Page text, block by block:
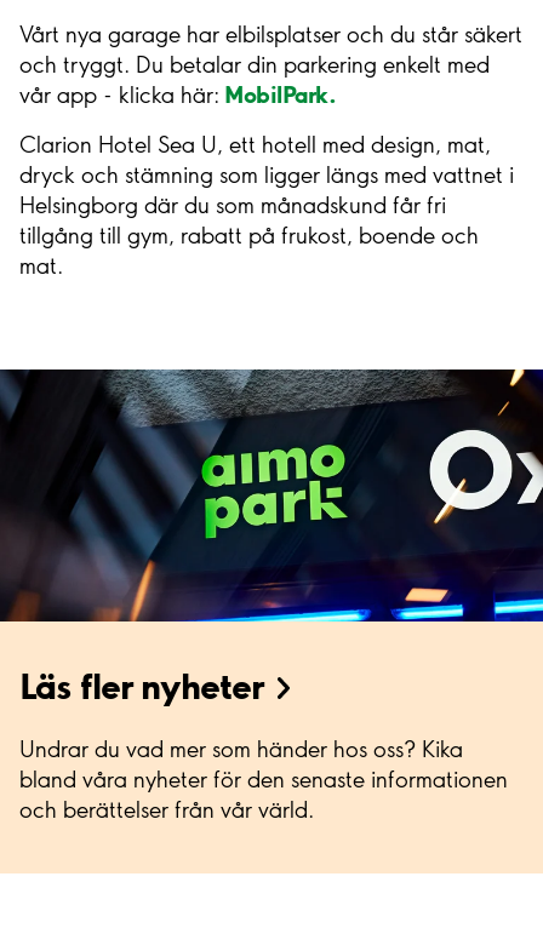
Vårt nya garage har elbilsplatser och du står säkert
och tryggt. Du betalar din parkering enkelt med
vår app - klicka här: MobilPark.
Clarion Hotel Sea U, ett hotell med design, mat,
dryck och stämning som ligger längs med vattnet i
Helsingborg där du som månadskund får fri
tillgång till gym, rabatt på frukost, boende och
mat.
Läs fler nyheter
Undrar du vad mer som händer hos oss? Kika
bland våra nyheter för den senaste informationen
och berättelser från vår värld.